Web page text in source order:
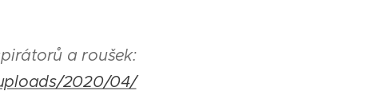
a roušek:
2020/04/